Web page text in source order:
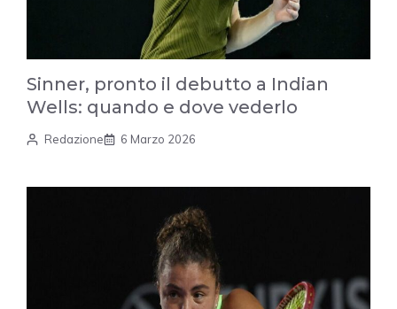
Sinner, pronto il debutto a Indian
Wells: quando e dove vederlo
Redazione 6 Marzo 2026